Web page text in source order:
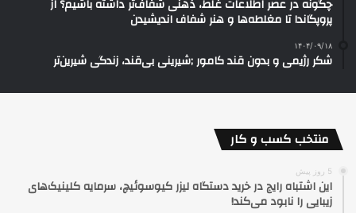
چگونه در عصر اطلاعات غلط، ذهنی شفاف‌تر داشته باشیم؟ از
پروپگاندا تا مغلطه‌ها و هنر شفاف اندیشیدن
۱۴۰۴/۰۹/۱۸
شکر رژیمی و بدون قند کامور ;شیرینی بی‌قند، زندگی شیرین‌تر
منتخب کسب و کار
5 روز پیش
این اشتباه رایج در خرید دستگاه لیزر کیوسوئیچ، سرمایه کلینیک‌های
زیبایی را نابود می‌کند!